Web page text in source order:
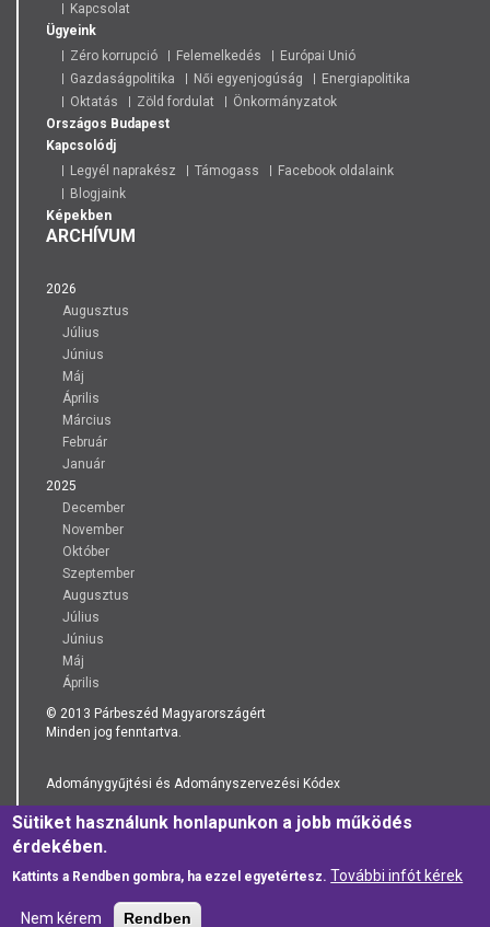
Kapcsolat
Ügyeink
Zéro korrupció
Felemelkedés
Európai Unió
Gazdaságpolitika
Női egyenjogúság
Energiapolitika
Oktatás
Zöld fordulat
Önkormányzatok
Országos Budapest
Kapcsolódj
Legyél naprakész
Támogass
Facebook oldalaink
Blogjaink
Képekben
ARCHÍVUM
2026
Augusztus
Július
Június
Máj
Április
Március
Február
Január
2025
December
November
Október
Szeptember
Augusztus
Július
Június
Máj
Április
© 2013 Párbeszéd Magyarországért
Minden jog fenntartva.
Adománygyűjtési és Adományszervezési Kódex
Sütiket használunk honlapunkon a jobb működés
érdekében.
Kattints a Rendben gombra, ha ezzel egyetértesz. További infót kérek
Nem kérem Rendben